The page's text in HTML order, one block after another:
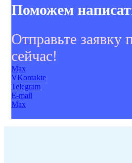
Поможем
Отправьте заявку
сейчас!
Max
VKontakte
Telegram
E-mail
Max